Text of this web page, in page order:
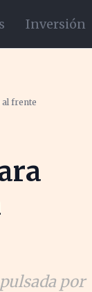
Inversión
frente
por